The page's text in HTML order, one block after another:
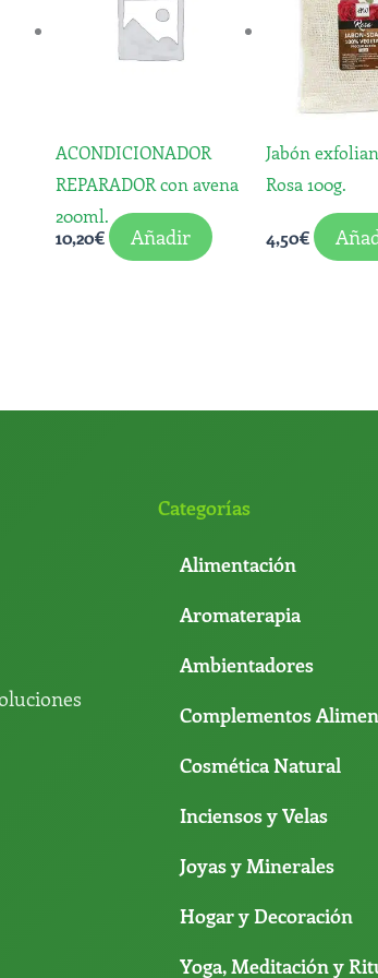
ACONDICIONADOR
REPARADOR con avena
200ml.
10,20€ Añadir
Jabón
Rosa 100g.
4,50€
Categorías
Alimentación
Aromaterapia
Ambientadores
Complementos
Cosmética Natural
Inciensos y Velas
Joyas y Minerales
Hogar y Decoración
Yoga, Meditación y